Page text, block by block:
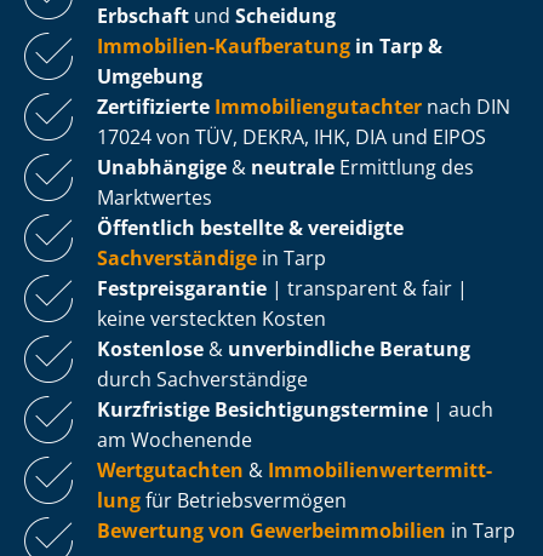
Erbschaft und Scheidung
Immobilien-Kaufberatung in Tarp &
Umgebung
Zertifizierte Im­mo­bi­li­en­gut­ach­ter nach DIN
17024 von TÜV, DEKRA, IHK, DIA und EIPOS
Unabhängige & neutrale Ermittlung des
Marktwertes
Öffentlich bestellte & vereidigte
Sachverständige in Tarp
Fest­preis­ga­ran­tie | transparent & fair |
keine versteckten Kosten
Kostenlose & unverbindliche Beratung
durch Sachverständige
Kurzfristige Be­sich­ti­gungs­ter­mi­ne | auch
am Wochenende
Wertgutachten & Im­mo­bi­li­en­wert­ermitt­
lungfür Be­triebs­ver­mö­gen
Bewertung von Ge­wer­be­im­mo­bi­li­en in Tarp